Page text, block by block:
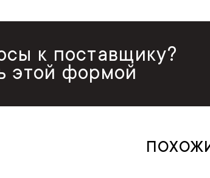
к поставщику?
этой формой